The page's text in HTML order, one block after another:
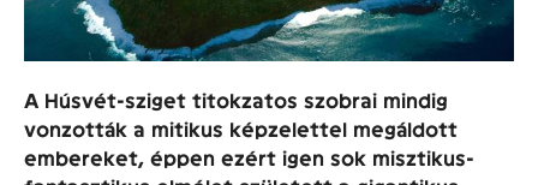
A Húsvét-sziget titokzatos szobrai mindig
vonzották a mitikus képzelettel megáldott
embereket, éppen ezért igen sok misztikus-